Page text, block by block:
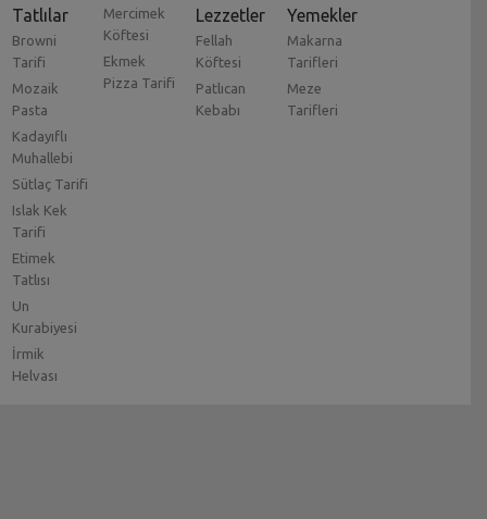
Tatlılar
Browni
Tarifi
Mozaik
Pasta
Kadayıflı
Muhallebi
Sütlaç Tarifi
Islak Kek
Tarifi
Etimek
Tatlısı
Un
Kurabiyesi
İrmik
Helvası
Mercimek
Köftesi
Ekmek
Pizza Tarifi
Lezzetler
Fellah
Köftesi
Patlıcan
Kebabı
Yemekler
Makarna
Tarifleri
Meze
Tarifleri